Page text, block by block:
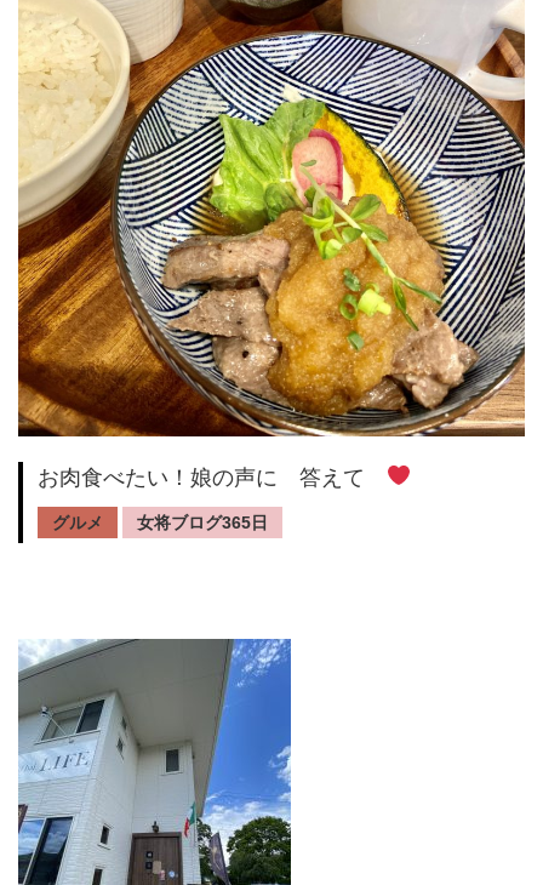
お肉食べたい！娘の声に 答えて
グルメ 女将ブログ365日